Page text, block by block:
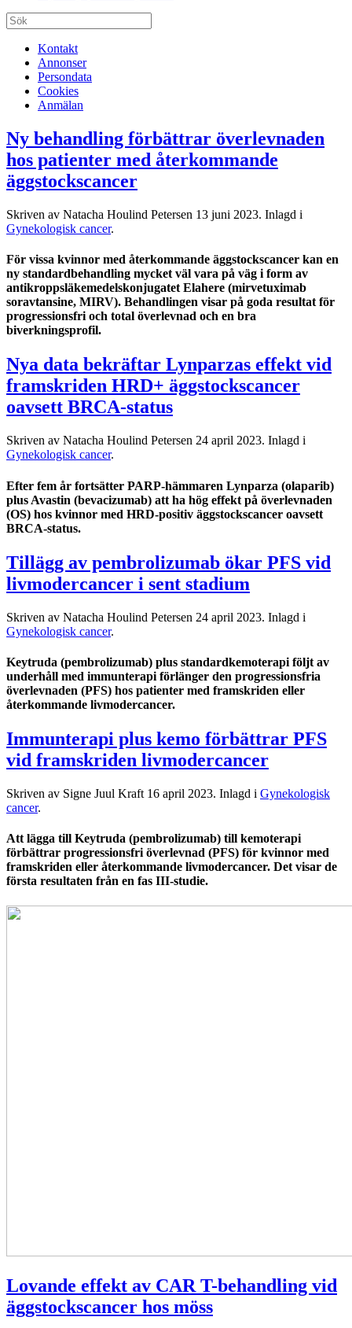
Kontakt
Annonser
Persondata
Cookies
Anmälan
Ny behandling förbättrar överlevnaden
hos patienter med återkommande
äggstockscancer
Skriven av Natacha Houlind Petersen 13 juni 2023. Inlagd i
Gynekologisk cancer.
För vissa kvinnor med återkommande äggstockscancer kan en
ny standardbehandling mycket väl vara på väg i form av
antikroppsläkemedelskonjugatet Elahere (mirvetuximab
soravtansine, MIRV). Behandlingen visar på goda resultat för
progressionsfri och total överlevnad och en bra
biverkningsprofil.
Nya data bekräftar Lynparzas effekt vid
framskriden HRD+ äggstockscancer
oavsett BRCA-status
Skriven av Natacha Houlind Petersen 24 april 2023. Inlagd i
Gynekologisk cancer.
Efter fem år fortsätter PARP-hämmaren Lynparza (olaparib)
plus Avastin (bevacizumab) att ha hög effekt på överlevnaden
(OS) hos kvinnor med HRD-positiv äggstockscancer oavsett
BRCA-status.
Tillägg av pembrolizumab ökar PFS vid
livmodercancer i sent stadium
Skriven av Natacha Houlind Petersen 24 april 2023. Inlagd i
Gynekologisk cancer.
Keytruda (pembrolizumab) plus standardkemoterapi följt av
underhåll med immunterapi förlänger den progressionsfria
överlevnaden (PFS) hos patienter med framskriden eller
återkommande livmodercancer.
Immunterapi plus kemo förbättrar PFS
vid framskriden livmodercancer
Skriven av Signe Juul Kraft 16 april 2023. Inlagd i Gynekologisk
cancer.
Att lägga till Keytruda (pembrolizumab) till kemoterapi
förbättrar progressionsfri överlevnad (PFS) för kvinnor med
framskriden eller återkommande livmodercancer. Det visar de
första resultaten från en fas III-studie.
Lovande effekt av CAR T-behandling vid
äggstockscancer hos möss